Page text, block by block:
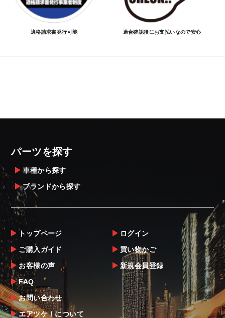
適格請求書発行可能 適合確認後にお支払いなので安心
パーツを探す
車種から探す
ブランドから探す
トップページ
ご購入ガイド
お客様の声
FAQ
お問い合わせ
エアツケ！について
ログイン
買い物かご
新規会員登録